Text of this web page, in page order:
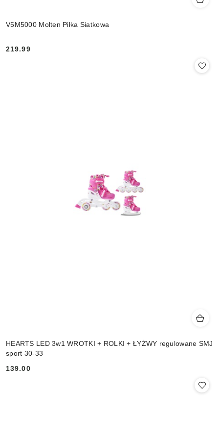
V5M5000 Molten Piłka Siatkowa
Cena:
219.99
HEARTS LED 3w1 WROTKI + ROLKI + ŁYŻWY regulowane SMJ
sport 30-33
Cena:
139.00